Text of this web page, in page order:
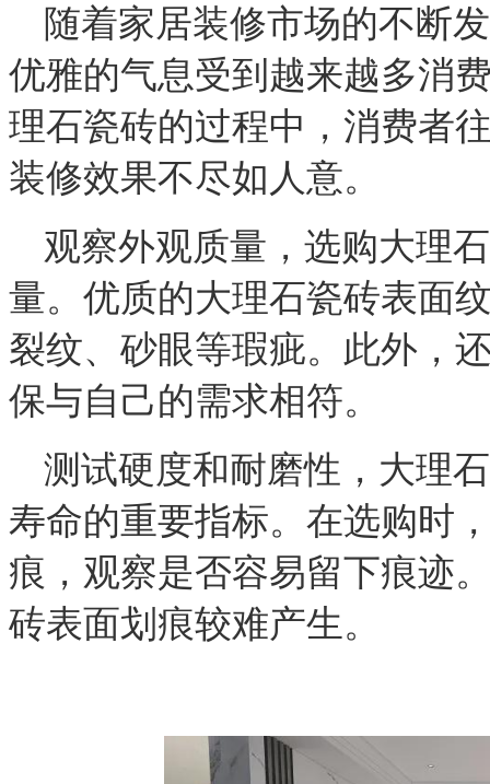
随着家居装修市场的不断
优雅的气息受到越来越多消
理石瓷砖的过程中，消费者
装修效果不尽如人意。
观察外观质量， 选购大理
量。优质的大理石瓷砖表面
裂纹、砂眼等瑕疵。此外，
保与自己的需求相符。
测试硬度和耐磨性， 大理
寿命的重要指标。在选购时
痕，观察是否容易留下痕迹
砖表面划痕较难产生。